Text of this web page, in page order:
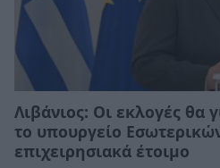
Λιβάνιος: Οι εκλογές θα
το υπουργείο
επιχειρησιακά έτοιμο